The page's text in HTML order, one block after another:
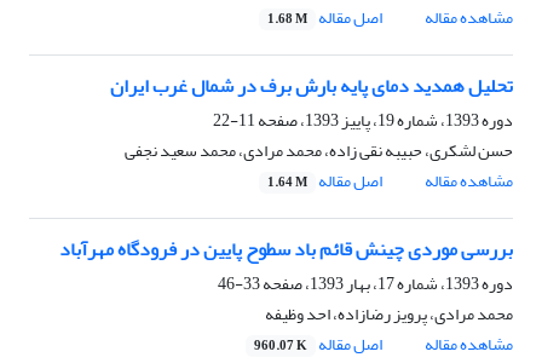
مشاهده مقاله
اصل مقاله 1.68 M
تحلیل همدید دمای پایه بارش برف در شمال غرب ایران
دوره 1393، شماره 19، پاییز 1393، صفحه
11-22
حسن لشکری، حبیبه نقی زاده، محمد مرادی، محمد سعید نجفی
مشاهده مقاله
اصل مقاله 1.64 M
بررسی موردی چینش قائم باد سطوح پایین در فرودگاه مهرآباد
دوره 1393، شماره 17، بهار 1393، صفحه
33-46
محمد مرادی، پرویز رضازاده، احد وظیفه
مشاهده مقاله
اصل مقاله 960.07 K